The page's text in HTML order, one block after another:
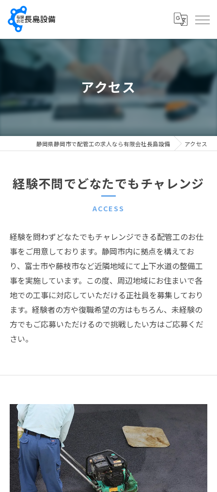
アクセス
静岡県静岡市で配管工の求人なら有限会社長島設備 アクセス
経験不問でどなたでもチャレンジ
ACCESS
経験を問わずどなたでもチャレンジできる配管工のお仕
事をご用意しております。静岡市内に拠点を構えてお
り、富士市や藤枝市など近隣地域にて上下水道の整備工
事を実施しています。この度、周辺地域にお住まいで各
地での工事に対応していただける正社員を募集しており
ます。経験者の方や復職希望の方はもちろん、未経験の
方でもご応募いただけるので挑戦したい方はご応募くだ
さい。